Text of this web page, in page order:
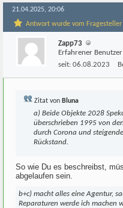
21.04.2025, 20:06
Antwort wurde vom
Zapp73
Erfahrener Benutzer
seit: 06.08.2023
Zitat von Bluna
a) Beide Objekte 2028
überschrieben 1995 von
durch Corona und
Rückstand.
So wie Du es beschreibst,
abgelaufen sein.
b+c) macht alles eine Agentur,
Reparaturen werde ich machen